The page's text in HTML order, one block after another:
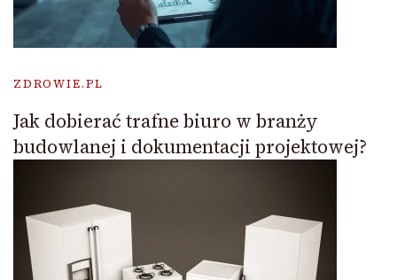
ZDROWIE.PL
Jak dobierać trafne biuro w branży
budowlanej i dokumentacji projektowej?